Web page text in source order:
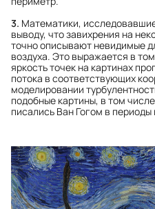
3. Математики,
выводу, что завихрения на
точно описывают невидимые
воздуха. Это выражается в
яркость точек на картинах
потока в соответствующих
моделировании
подобные картины, в том
писались Ван Гогом в